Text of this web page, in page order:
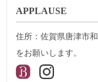
APPLAUSE
住所：佐賀県唐津市
をお願いします。